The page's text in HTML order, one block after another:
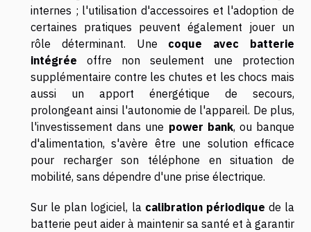
internes ; l'utilisation d'accessoires et l'adoption de
certaines pratiques peuvent également jouer un
rôle déterminant. Une coque avec batterie
intégrée offre non seulement une protection
supplémentaire contre les chutes et les chocs mais
aussi un apport énergétique de secours,
prolongeant ainsi l'autonomie de l'appareil. De plus,
l'investissement dans une power bank, ou banque
d'alimentation, s'avère être une solution efficace
pour recharger son téléphone en situation de
mobilité, sans dépendre d'une prise électrique.
Sur le plan logiciel, la calibration périodique de la
batterie peut aider à maintenir sa santé et à garantir